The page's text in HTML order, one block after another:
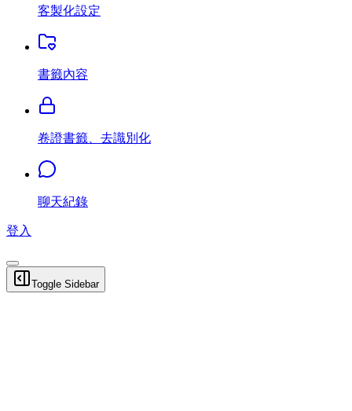
客製化設定
書籤內容
卷證書籤、去識別化
聊天紀錄
登入
Toggle Sidebar